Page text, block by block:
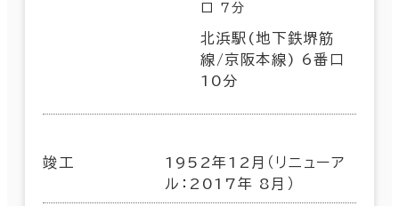
口 7分
北浜駅(地下鉄堺筋
線/京阪本線) 6番口
10分
竣工
1952年12月（リニューア
ル：2017年 8月）